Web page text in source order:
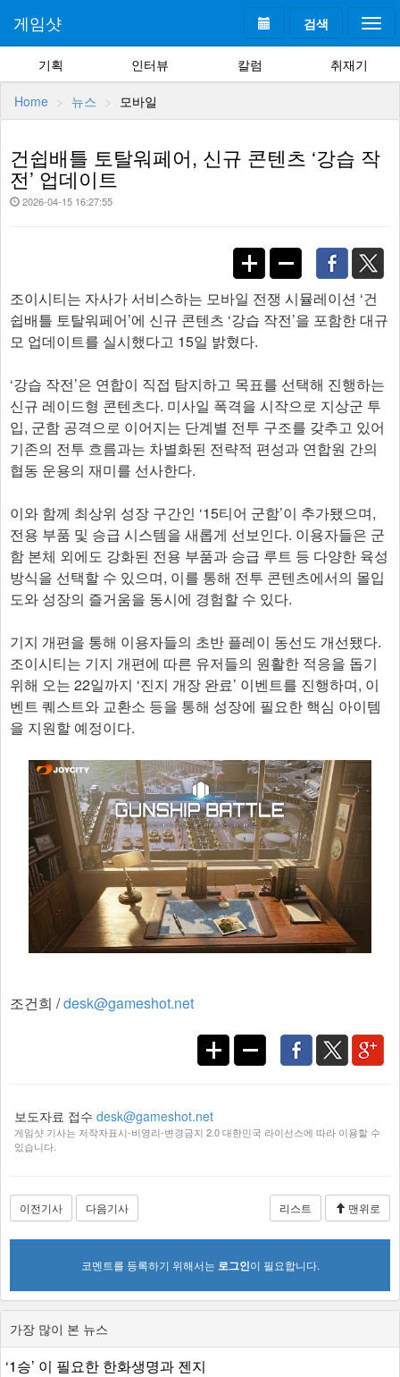
검색
게임샷
기획 인터뷰 칼럼 취재기
Home 뉴스 모바일
건쉽배틀 토탈워페어, 신규 콘텐츠 ‘강습 작
전’ 업데이트
2026-04-15 16:27:55
조이시티는 자사가 서비스하는 모바일 전쟁 시뮬레이션 ‘건
쉽배틀 토탈워페어’에 신규 콘텐츠 ‘강습 작전’을 포함한 대규
모 업데이트를 실시했다고 15일 밝혔다.
‘강습 작전’은 연합이 직접 탐지하고 목표를 선택해 진행하는
신규 레이드형 콘텐츠다. 미사일 폭격을 시작으로 지상군 투
입, 군함 공격으로 이어지는 단계별 전투 구조를 갖추고 있어
기존의 전투 흐름과는 차별화된 전략적 편성과 연합원 간의
협동 운용의 재미를 선사한다.
이와 함께 최상위 성장 구간인 ‘15티어 군함’이 추가됐으며,
전용 부품 및 승급 시스템을 새롭게 선보인다. 이용자들은 군
함 본체 외에도 강화된 전용 부품과 승급 루트 등 다양한 육성
방식을 선택할 수 있으며, 이를 통해 전투 콘텐츠에서의 몰입
도와 성장의 즐거움을 동시에 경험할 수 있다.
기지 개편을 통해 이용자들의 초반 플레이 동선도 개선됐다.
조이시티는 기지 개편에 따른 유저들의 원활한 적응을 돕기
위해 오는 22일까지 ‘진지 개장 완료’ 이벤트를 진행하며, 이
벤트 퀘스트와 교환소 등을 통해 성장에 필요한 핵심 아이템
을 지원할 예정이다.​
조건희 /desk@gameshot.net
보도자료 접수 desk@gameshot.net
게임샷 기사는 저작자표시-비영리-변경금지 2.0 대한민국 라이선스에 따라 이용할 수
있습니다.
이전기사 다음기사 리스트 맨위로
코멘트를 등록하기 위해서는 로그인이 필요합니다.
가장 많이 본 뉴스
‘1승’ 이 필요한 한화생명과 젠지